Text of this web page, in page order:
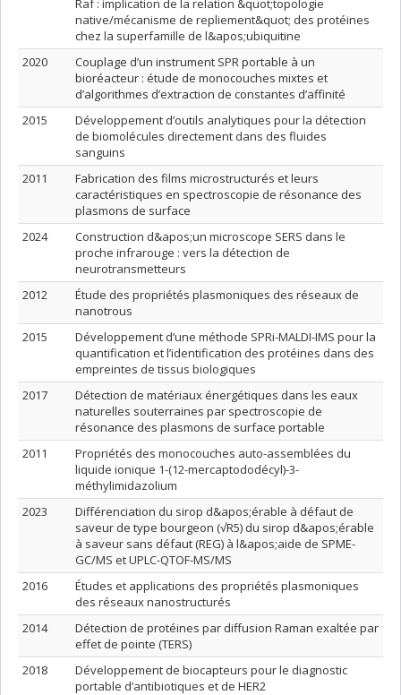
Raf : implication de la relation &quot;topologie
native/mécanisme de repliement&quot; des protéines
chez la superfamille de l&apos;ubiquitine
2020
Couplage d’un instrument SPR portable à un
bioréacteur : étude de monocouches mixtes et
d’algorithmes d’extraction de constantes d’affinité
2015
Développement d’outils analytiques pour la détection
de biomolécules directement dans des fluides
sanguins
2011
Fabrication des films microstructurés et leurs
caractéristiques en spectroscopie de résonance des
plasmons de surface
2024
Construction d&apos;un microscope SERS dans le
proche infrarouge : vers la détection de
neurotransmetteurs
2012
Étude des propriétés plasmoniques des réseaux de
nanotrous
2015
Développement d’une méthode SPRi-MALDI-IMS pour la
quantification et l’identification des protéines dans des
empreintes de tissus biologiques
2017
Détection de matériaux énergétiques dans les eaux
naturelles souterraines par spectroscopie de
résonance des plasmons de surface portable
2011
Propriétés des monocouches auto-assemblées du
liquide ionique 1-(12-mercaptododécyl)-3-
méthylimidazolium
2023
Différenciation du sirop d&apos;érable à défaut de
saveur de type bourgeon (√R5) du sirop d&apos;érable
à saveur sans défaut (REG) à l&apos;aide de SPME-
GC/MS et UPLC-QTOF-MS/MS
2016
Études et applications des propriétés plasmoniques
des réseaux nanostructurés
2014
Détection de protéines par diffusion Raman exaltée par
effet de pointe (TERS)
2018
Développement de biocapteurs pour le diagnostic
portable d’antibiotiques et de HER2